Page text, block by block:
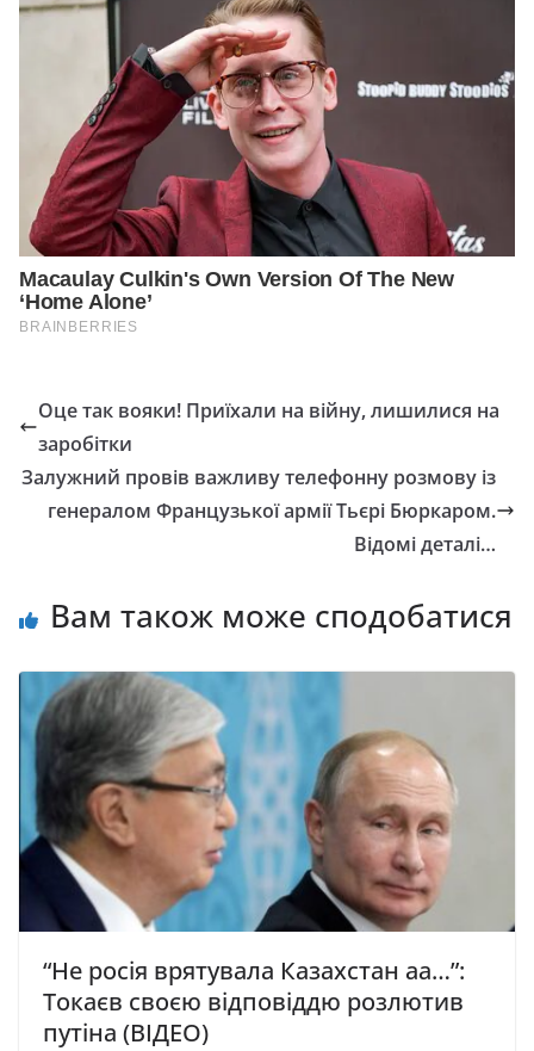
Оце так вояки! Приїхали на війну, лишилися на
заробітки
Залужний провів важливу телефонну розмову із
генералом Французької армії Тьєрі Бюркаром.
Відомі деталі…
Вам також може сподобатися
“Не росія врятувала Казахстан аа…”:
Токаєв своєю відповіддю розлютив
путіна (ВІДЕО)